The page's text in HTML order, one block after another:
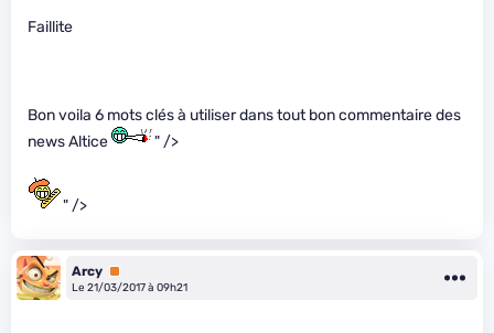
Faillite
Bon voila 6 mots clés à utiliser dans tout bon commentaire des
news Altice
" />
" />
Arcy Premium
Le 21/03/2017 à 09h21